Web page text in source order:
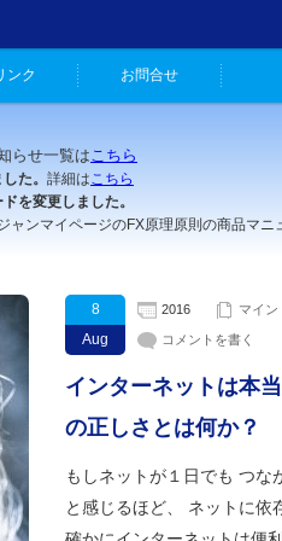
ンク お問合せ
せ一覧はこちら
た。 詳細はこちら
を変更しました。
イページのFX原理原則の商品マニュ
8
Aug
2016 マイン
コメントを書く
インターネットは本
の正しさとは何か？
もしネットが１日でも つな
と感じるほど、 ネットに依